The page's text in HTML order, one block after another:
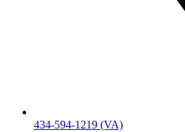
434-594-1219 (VA)